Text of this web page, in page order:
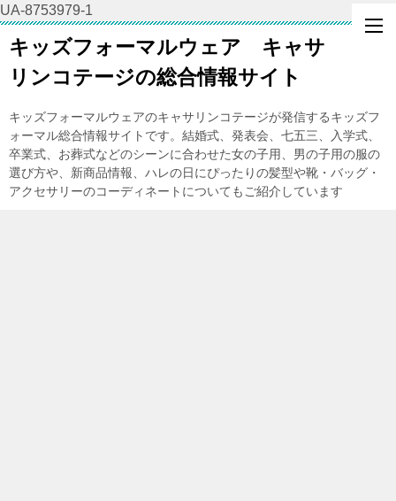
UA-8753979-1
キッズフォーマルウェア キャサ
リンコテージの総合情報サイト
キッズフォーマルウェアのキャサリンコテージが発信するキッズフ
ォーマル総合情報サイトです。結婚式、発表会、七五三、入学式、
卒業式、お葬式などのシーンに合わせた女の子用、男の子用の服の
選び方や、新商品情報、ハレの日にぴったりの髪型や靴・バッグ・
アクセサリーのコーディネートについてもご紹介しています